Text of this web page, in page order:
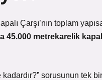
Çarşı’nın toplam
45.000 metrekarelik
kadardır?” sorusunun tek